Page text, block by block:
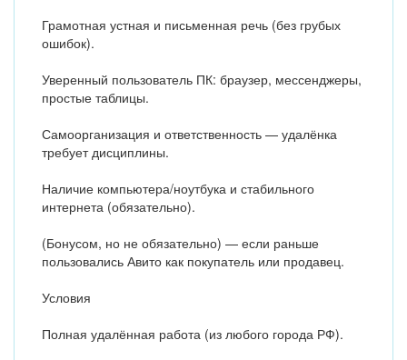
Грамотная устная и письменная речь (без грубых
ошибок).
Уверенный пользователь ПК: браузер, мессенджеры,
простые таблицы.
Самоорганизация и ответственность — удалёнка
требует дисциплины.
Наличие компьютера/ноутбука и стабильного
интернета (обязательно).
(Бонусом, но не обязательно) — если раньше
пользовались Авито как покупатель или продавец.
Условия
Полная удалённая работа (из любого города РФ).